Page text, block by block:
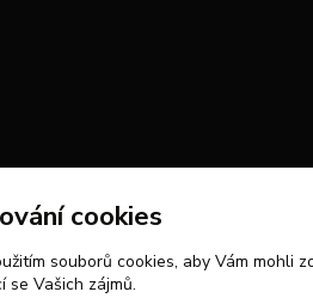
cookies
souborů cookies, aby Vám mohli
se Vašich zájmů.